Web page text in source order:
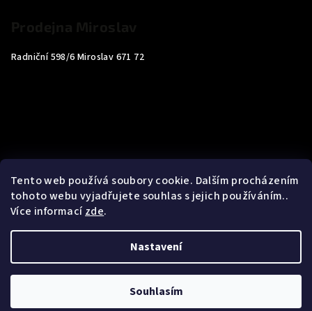
Tento web používá soubory cookie. Dalším procházením
tohoto webu vyjadřujete souhlas s jejich používáním..
Více informacízde.
Nastavení
Souhlasím
Radniční 598/6 Miroslav 671 72